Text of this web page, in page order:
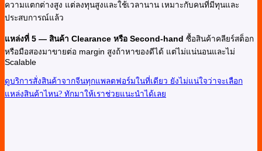
ความแตกต่างสูง แต่ลงทุนสูงและใช้เวลานาน เหมาะกับคนที่มีทุนและ
ประสบการณ์แล้ว
แหล่งที่ 5 — สินค้า Clearance หรือ Second-hand ซื้อสินค้าคลียร์สต็อก
หรือมือสองมาขายต่อ margin สูงถ้าหาของดีได้ แต่ไม่แน่นอนและไม่
Scalable
ดูบริการสั่งสินค้าจากจีนทุกแพลตฟอร์มในที่เดียว ยังไม่แน่ใจว่าจะเลือก
แหล่งสินค้าไหน? ทักมาให้เราช่วยแนะนำได้เลย